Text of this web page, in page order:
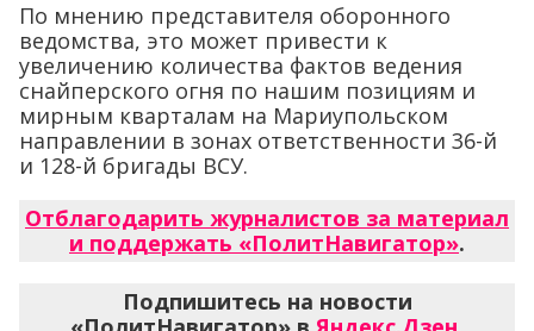
По мнению представителя оборонного
ведомства, это может привести к
увеличению количества фактов ведения
снайперского огня по нашим позициям и
мирным кварталам на Мариупольском
направлении в зонах ответственности 36-й
и 128-й бригады ВСУ.
Отблагодарить журналистов за материал
и поддержать «ПолитНавигатор».
Подпишитесь на новости